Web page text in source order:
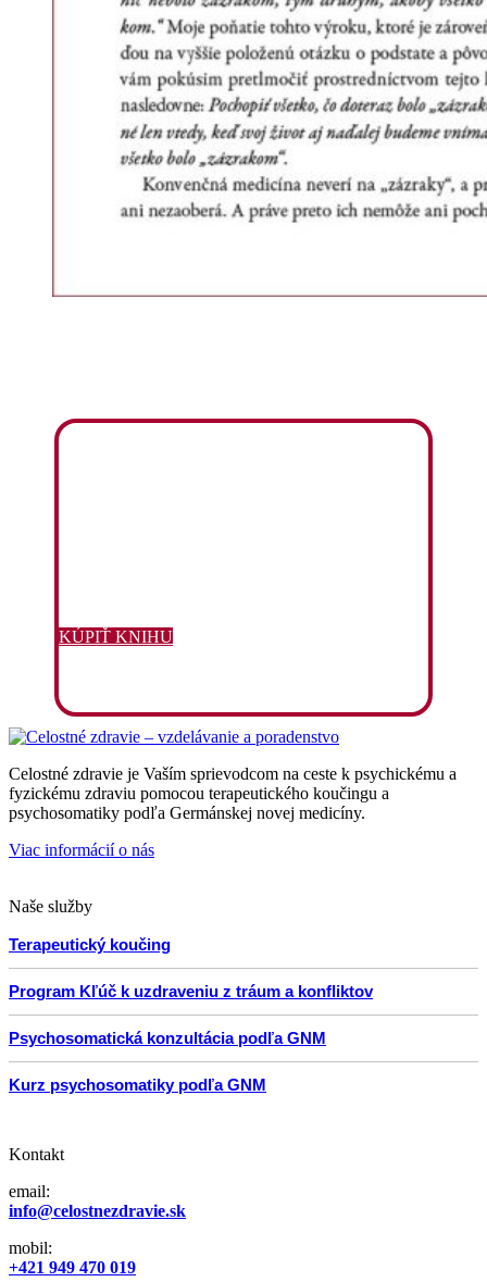
KÚPIŤ KNIHU
Celostné zdravie je Vaším sprievodcom na ceste k psychickému a
fyzickému zdraviu pomocou terapeutického koučingu a
psychosomatiky podľa Germánskej novej medicíny.
Viac informácií o nás
Naše služby
Terapeutický koučing
Program Kľúč k uzdraveniu z tráum a konfliktov
Psychosomatická konzultácia podľa GNM
Kurz psychosomatiky podľa GNM
Kontakt
email:
info@celostnezdravie.sk
mobil:
+421 949 470 019